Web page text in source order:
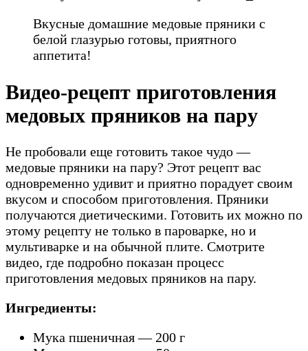
Вкусные домашние медовые пряники с
белой глазурью готовы, приятного
аппетита!
Видео-рецепт приготовления
медовых пряников на пару
Не пробовали еще готовить такое чудо —
медовые пряники на пару? Этот рецепт вас
одновременно удивит и приятно порадует своим
вкусом и способом приготовления. Пряники
получаются диетическими. Готовить их можно по
этому рецепту не только в пароварке, но и
мультиварке и на обычной плите. Смотрите
видео, где подробно показан процесс
приготовления медовых пряников на пару.
Ингредиенты:
Мука пшеничная — 200 г